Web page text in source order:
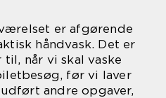
er afgørende
håndvask. Det er
når vi skal vaske
før vi laver
andre opgaver,